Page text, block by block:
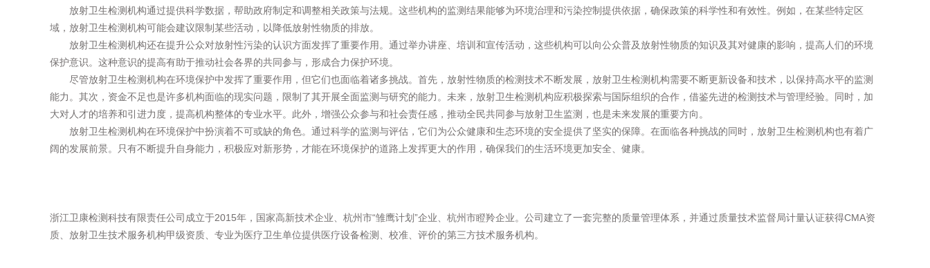
放射卫生检测机构通过提供科学数据，帮助政府制定和调整相关政策与法规。这些机构的监测结果能够为环境治理和污染控制提供依据，确保政策的科学性和有效性。例如，在某些特定区
域，放射卫生检测机构可能会建议限制某些活动，以降低放射性物质的排放。
放射卫生检测机构还在提升公众对放射性污染的认识方面发挥了重要作用。通过举办讲座、培训和宣传活动，这些机构可以向公众普及放射性物质的知识及其对健康的影响，提高人们的环境
保护意识。这种意识的提高有助于推动社会各界的共同参与，形成合力保护环境。
尽管放射卫生检测机构在环境保护中发挥了重要作用，但它们也面临着诸多挑战。首先，放射性物质的检测技术不断发展，放射卫生检测机构需要不断更新设备和技术，以保持高水平的监测
能力。其次，资金不足也是许多机构面临的现实问题，限制了其开展全面监测与研究的能力。未来，放射卫生检测机构应积极探索与国际组织的合作，借鉴先进的检测技术与管理经验。同时，加
大对人才的培养和引进力度，提高机构整体的专业水平。此外，增强公众参与和社会责任感，推动全民共同参与放射卫生监测，也是未来发展的重要方向。
放射卫生检测机构在环境保护中扮演着不可或缺的角色。通过科学的监测与评估，它们为公众健康和生态环境的安全提供了坚实的保障。在面临各种挑战的同时，放射卫生检测机构也有着广
阔的发展前景。只有不断提升自身能力，积极应对新形势，才能在环境保护的道路上发挥更大的作用，确保我们的生活环境更加安全、健康。
浙江卫康检测科技有限责任公司成立于2015年，国家高新技术企业、杭州市“雏鹰计划”企业、杭州市瞪羚企业。公司建立了一套完整的质量管理体系，并通过质量技术监督局计量认证获得CMA资
质、放射卫生技术服务机构甲级资质、专业为医疗卫生单位提供医疗设备检测、校准、评价的第三方技术服务机构。